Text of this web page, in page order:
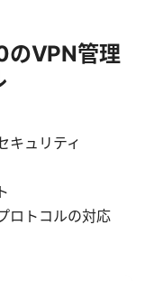
のVPN管理
キュリティ
ロトコルの対応